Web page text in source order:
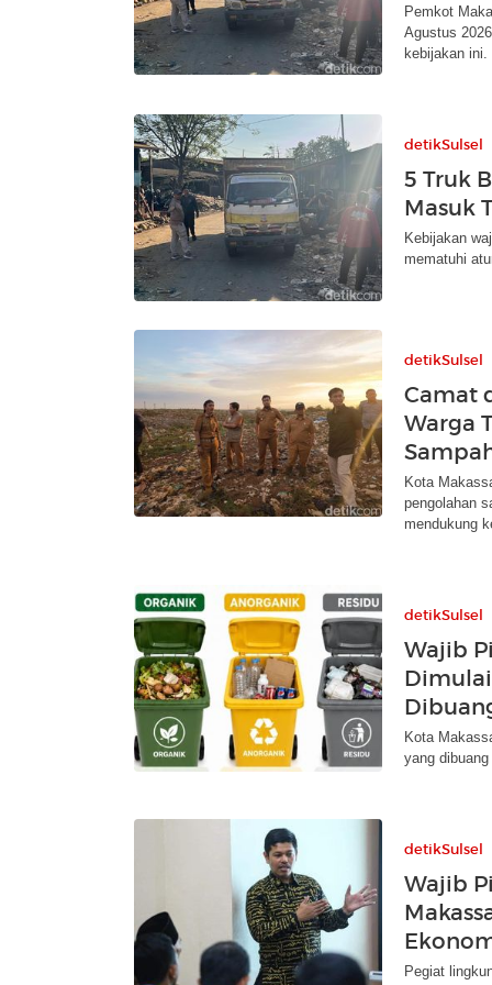
Pemkot
Agustus
kebijakan ini.
detikSulsel
5 Truk
Masuk
Kebijakan
mematuhi
detikSulsel
Camat
Warga
Kota
pengolahan
mendukung
detikSulsel
Wajib
Kota
yang
detikSulsel
Wajib
Pegiat